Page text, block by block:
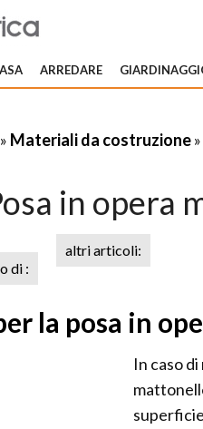
ARREDARE
» Materiali da costruzione»
in opera
di :
altri articoli:
la posa in
In caso